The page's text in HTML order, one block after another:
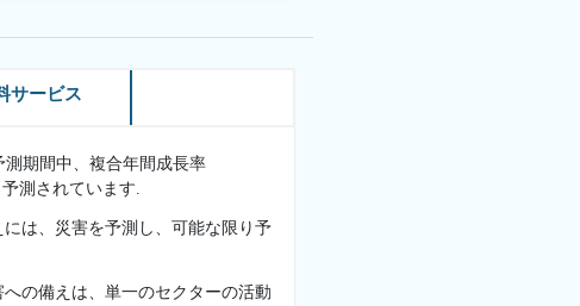
サービス
測期間中、複合年間成長率
測されています.
は、災害を予測し、可能な限り予
の備えは、単一のセクターの活動